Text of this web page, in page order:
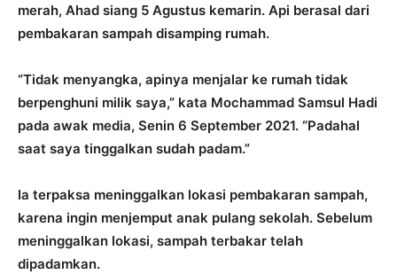
merah, Ahad siang 5 Agustus kemarin. Api berasal dari
pembakaran sampah disamping rumah.
“Tidak menyangka, apinya menjalar ke rumah tidak
berpenghuni milik saya,” kata Mochammad Samsul Hadi
pada awak media, Senin 6 September 2021. “Padahal
saat saya tinggalkan sudah padam.”
Ia terpaksa meninggalkan lokasi pembakaran sampah,
karena ingin menjemput anak pulang sekolah. Sebelum
meninggalkan lokasi, sampah terbakar telah
dipadamkan.